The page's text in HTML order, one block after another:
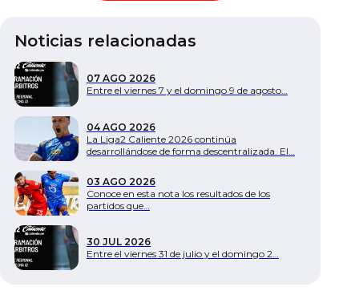
Noticias relacionadas
07 AGO 2026
Entre el viernes 7 y el domingo 9 de agosto…
04 AGO 2026
La Liga2 Caliente 2026 continúa
desarrollándose de forma descentralizada. El…
03 AGO 2026
Conoce en esta nota los resultados de los
partidos que…
30 JUL 2026
Entre el viernes 31 de julio y el domingo 2…